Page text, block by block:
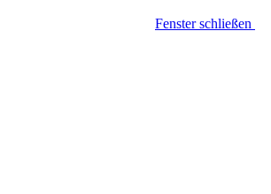
Fenster schließen